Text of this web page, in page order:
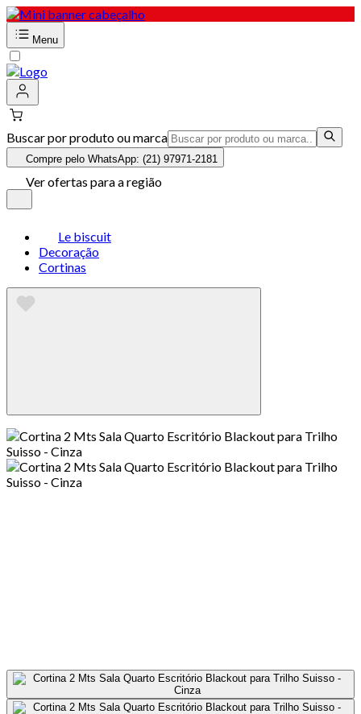
Menu
Buscar por produto ou marca
Compre pelo WhatsApp: (21) 97971-2181
Ver ofertas para a região
Le biscuit
Decoração
Cortinas